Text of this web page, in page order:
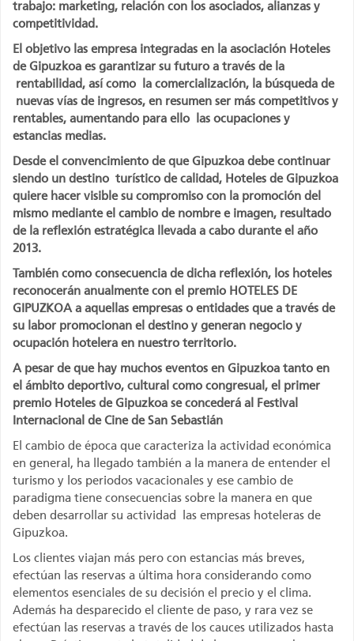
trabajo: marketing, relación con los asociados, alianzas y
competitividad.
El objetivo las empresa integradas en la asociación Hoteles
de Gipuzkoa es garantizar su futuro a través de la
rentabilidad, así como la comercialización, la búsqueda de
nuevas vías de ingresos, en resumen ser más competitivos y
rentables, aumentando para ello las ocupaciones y
estancias medias.
Desde el convencimiento de que Gipuzkoa debe continuar
siendo un destino turístico de calidad, Hoteles de Gipuzkoa
quiere hacer visible su compromiso con la promoción del
mismo mediante el cambio de nombre e imagen, resultado
de la reflexión estratégica llevada a cabo durante el año
2013.
También como consecuencia de dicha reflexión, los hoteles
reconocerán anualmente con el premio HOTELES DE
GIPUZKOA a aquellas empresas o entidades que a través de
su labor promocionan el destino y generan negocio y
ocupación hotelera en nuestro territorio.
A pesar de que hay muchos eventos en Gipuzkoa tanto en
el ámbito deportivo, cultural como congresual, el primer
premio Hoteles de Gipuzkoa se concederá al Festival
Internacional de Cine de San Sebastián
El cambio de época que caracteriza la actividad económica
en general, ha llegado también a la manera de entender el
turismo y los periodos vacacionales y ese cambio de
paradigma tiene consecuencias sobre la manera en que
deben desarrollar su actividad las empresas hoteleras de
Gipuzkoa.
Los clientes viajan más pero con estancias más breves,
efectúan las reservas a última hora considerando como
elementos esenciales de su decisión el precio y el clima.
Además ha desparecido el cliente de paso, y rara vez se
efectúan las reservas a través de los cauces utilizados hasta